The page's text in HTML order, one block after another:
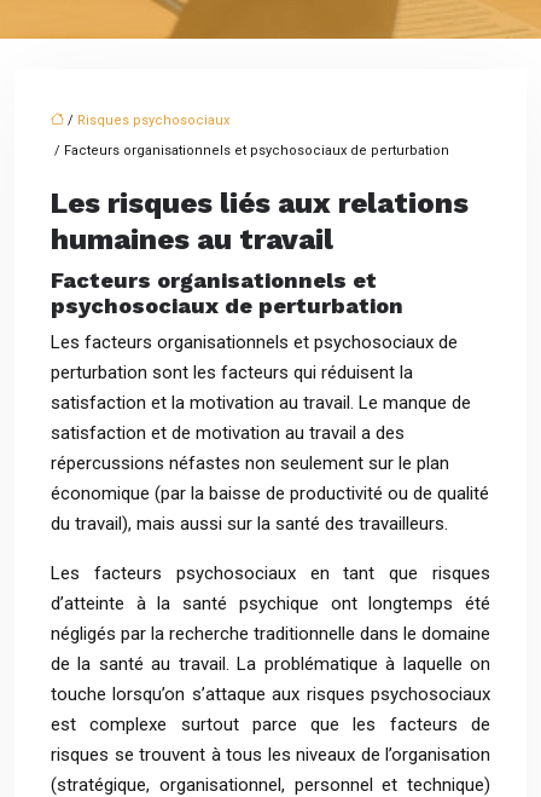
/ Risques psychosociaux
/ Facteurs organisationnels et psychosociaux de perturbation
Les risques liés aux relations
humaines au travail
Facteurs organisationnels et
psychosociaux de perturbation
Les facteurs organisationnels et psychosociaux de
perturbation sont les facteurs qui réduisent la
satisfaction et la motivation au travail. Le manque de
satisfaction et de motivation au travail a des
répercussions néfastes non seulement sur le plan
économique (par la baisse de productivité ou de qualité
du travail), mais aussi sur la santé des travailleurs.
Les facteurs psychosociaux en tant que risques
d’atteinte à la santé psychique ont longtemps été
négligés par la recherche traditionnelle dans le domaine
de la santé au travail. La problématique à laquelle on
touche lorsqu’on s’attaque aux risques psychosociaux
est complexe surtout parce que les facteurs de
risques se trouvent à tous les niveaux de l’organisation
(stratégique, organisationnel, personnel et technique)